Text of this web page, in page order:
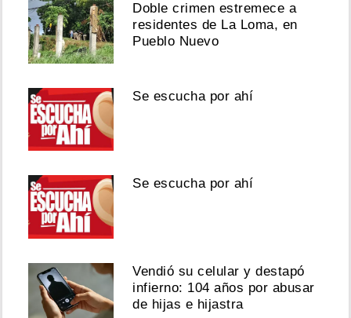
Doble crimen estremece a
residentes de La Loma, en
Pueblo Nuevo
Se escucha por ahí
Se escucha por ahí
Vendió su celular y destapó
infierno: 104 años por abusar
de hijas e hijastra